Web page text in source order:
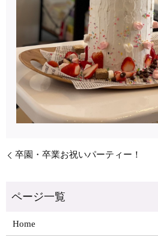
卒園・卒業お祝いパーティー！
Home